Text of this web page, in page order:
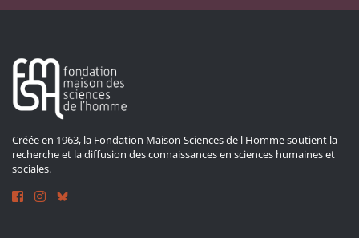
Créée en 1963, la Fondation Maison Sciences de l'Homme soutient la
recherche et la diffusion des connaissances en sciences humaines et
sociales.